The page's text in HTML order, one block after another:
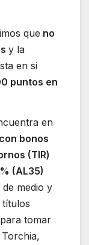
que no
y la
en si
puntos en
en
con bonos
(TIR)
(AL35)
medio y
tomar